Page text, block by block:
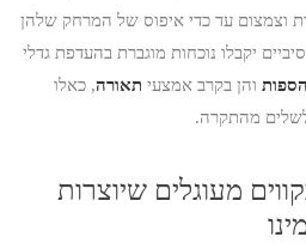
וצמצום עד כדי איפוס של המרחק שלהן
יקבלו נוכחות מוגברת בהעדפת גדלי
והן בקרב אמצעי תאורה, כאלו
מהתקרה.
מעוגלים שיוצרות